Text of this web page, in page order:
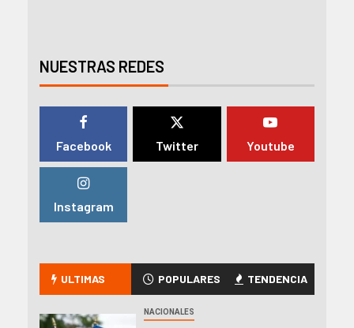
NUESTRAS REDES
Facebook Twitter Youtube
Instagram
ULTIMAS POPULARES TENDENCIA
NACIONALES